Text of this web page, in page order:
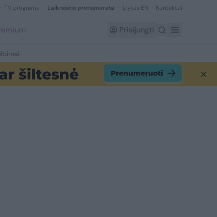
TV programa Laikraščio prenumerata Lrytas EN Kontaktai
Prisijungti